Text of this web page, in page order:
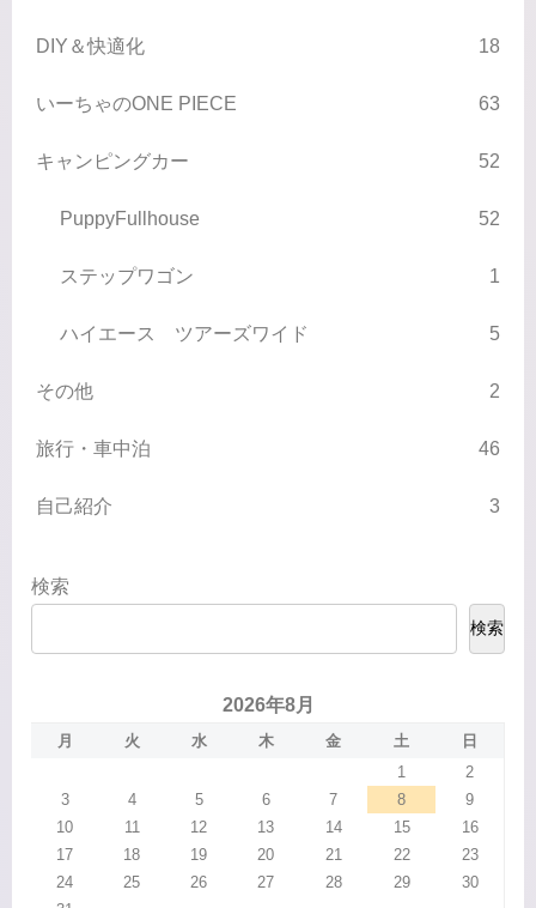
DIY＆快適化 18
いーちゃのONE PIECE 63
キャンピングカー 52
PuppyFullhouse 52
ステップワゴン 1
ハイエース ツアーズワイド 5
その他 2
旅行・車中泊 46
自己紹介 3
検索
検索
2026年8月
月 火 水 木 金 土
日
1
2
3
4 5 6 7 8
9
10
11 12 13 14 15
16
17
18 19 20 21 22
23
24
25 26 27 28 29
30